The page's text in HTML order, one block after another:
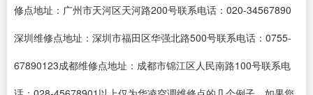
修点地址：广州市天河区天河路200号联系电话：020-34567890
深圳维修点地址：深圳市福田区华强北路500号联系电话：0755-
67890123成都维修点地址：成都市锦江区人民南路100号联系电